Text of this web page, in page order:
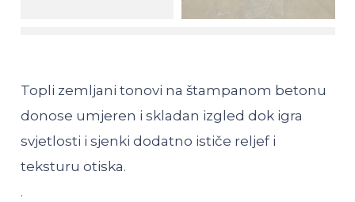
Topli zemljani tonovi na štampanom betonu
donose umjeren i skladan izgled dok igra
svjetlosti i sjenki dodatno ističe reljef i
teksturu otiska.
.